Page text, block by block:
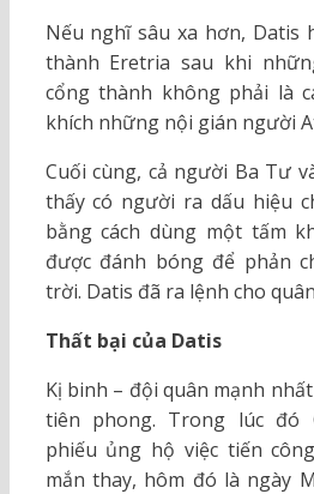
Nếu nghĩ sâu xa hơn, Datis
thành Eretria sau khi
cổng thành không phải là
khích những nội gián người
Cuối cùng, cả người Ba Tư
thấy có người ra dấu hiệu
bằng cách dùng một tấm
được đánh bóng để phản
trời. Datis đã ra lệnh cho
Thất bại của Datis
Kị binh – đội quân mạnh
tiên phong. Trong lúc đó
phiếu ủng hộ việc tiến
mắn thay, hôm đó là ngày